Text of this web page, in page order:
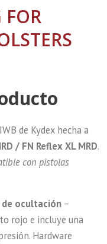
FOR
de Kydex hecha a
/ FN Reflex XL MRD.
con pistolas
de ocultación –
rojo e incluye una
Hardware